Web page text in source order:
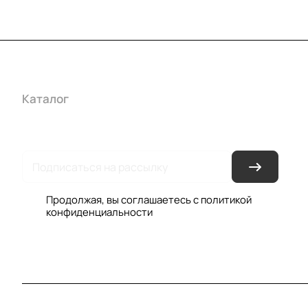
Каталог
Продолжая, вы соглашаетесь с политикой
конфиденциальности